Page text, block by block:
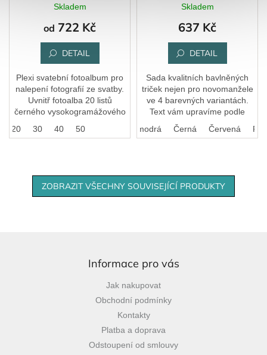
Skladem
od 722 Kč
DETAIL
Plexi svatební fotoalbum pro
nalepení fotografií ze svatby.
Uvnitř fotoalba 20 listů
černého vysokogramážového
20 30 40 50
Skladem
637 Kč
DETAIL
Sada kvalitních bavlněných
triček nejen pro novomanžele
ve 4 barevných variantách.
Text vám upravíme podle
vašeho přání.
Bílá Královská modrá Černá Červená
ZOBRAZIT VŠECHNY SOUVISEJÍCÍ PRODUKTY
Informace pro vás
Jak nakupovat
Obchodní podmínky
Kontakty
Platba a doprava
Odstoupení od smlouvy